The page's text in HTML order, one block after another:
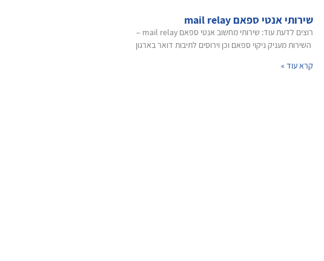
שירותי אנטי ספאם mail relay
רוצים לדעת עוד: שירותי מחשוב אנטי ספאם mail relay –
השירות מעניק ניקוי ספאם וכן וירוסים לתיבות דואר בארגון
קרא עוד »